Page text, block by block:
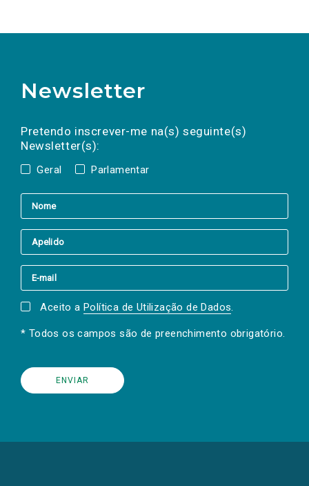
Newsletter
Pretendo inscrever-me na(s) seguinte(s)
Newsletter(s):
Geral Parlamentar
a(s) newsletter(s).
mail
Aceito a Política de Utilização de Dados.
* Todos os campos são de preenchimento obrigatório.